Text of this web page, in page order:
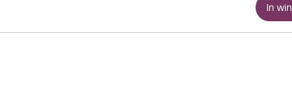
In